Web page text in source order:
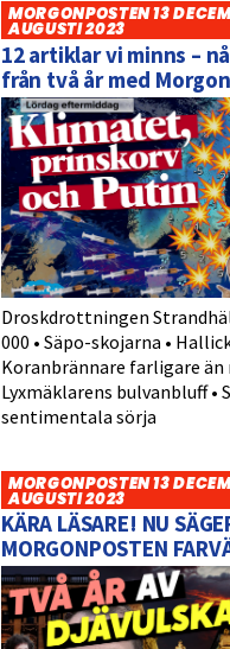
MORGONPOSTEN 13
AUGUSTI 2023
12 artiklar vi minns –
från två år med
Droskdrottningen
000 • Säpo-skojarna •
Koranbrännare farligare än
Lyxmäklarens bulvanbluff •
sentimentala sörja
MORGONPOSTEN 13
AUGUSTI 2023
KÄRA LÄSARE! NU
MORGONPOSTEN